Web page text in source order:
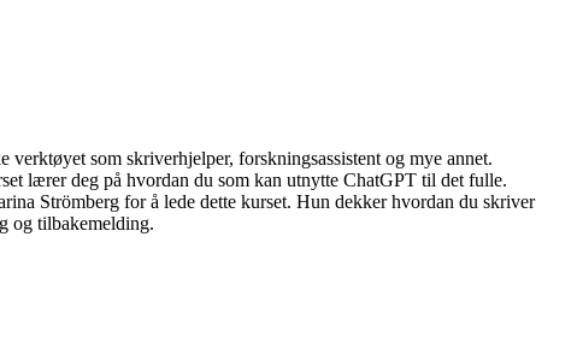
som skriverhjelper, forskningsassistent og mye annet.
lærer deg på hvordan du som kan utnytte ChatGPT til det fulle.
Strömberg for å lede dette kurset. Hun dekker hvordan du skriver
og tilbakemelding.